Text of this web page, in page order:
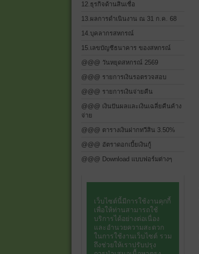
12.ธุรกิจด้านสินเชื่อ
13.ผลการดำเนินงาน ณ 31 ก.ค. 68
14.บุคลากรสหกรณ์
15.เลขบัญชีธนาคาร ของสหกรณ์
@@@ วันหยุดสหกรณ์ 2569
@@@ รายการเงินรอตรวจสอบ
@@@ รายการเงินจ่ายคืน
@@@ เงินปันผลและเงินเฉลี่ยคืนค้าง
จ่าย
@@@ ตารางเงินฝากทวีสิน 3.50%
@@@ อัตราดอกเบี้ยเงินกู้
@@@ Download แบบฟอร์มต่างๆ